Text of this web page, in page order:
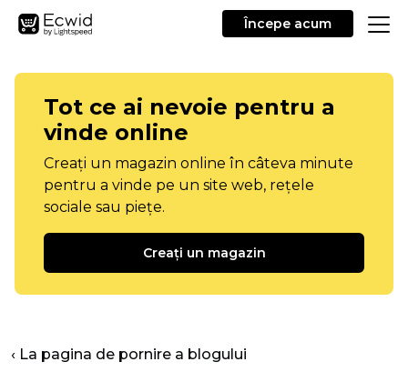
Începe acum
Tot ce ai nevoie pentru a
vinde online
Creați un magazin online în câteva minute
pentru a vinde pe un site web, rețele
sociale sau piețe.
Creați un magazin
‹ La pagina de pornire a blogului